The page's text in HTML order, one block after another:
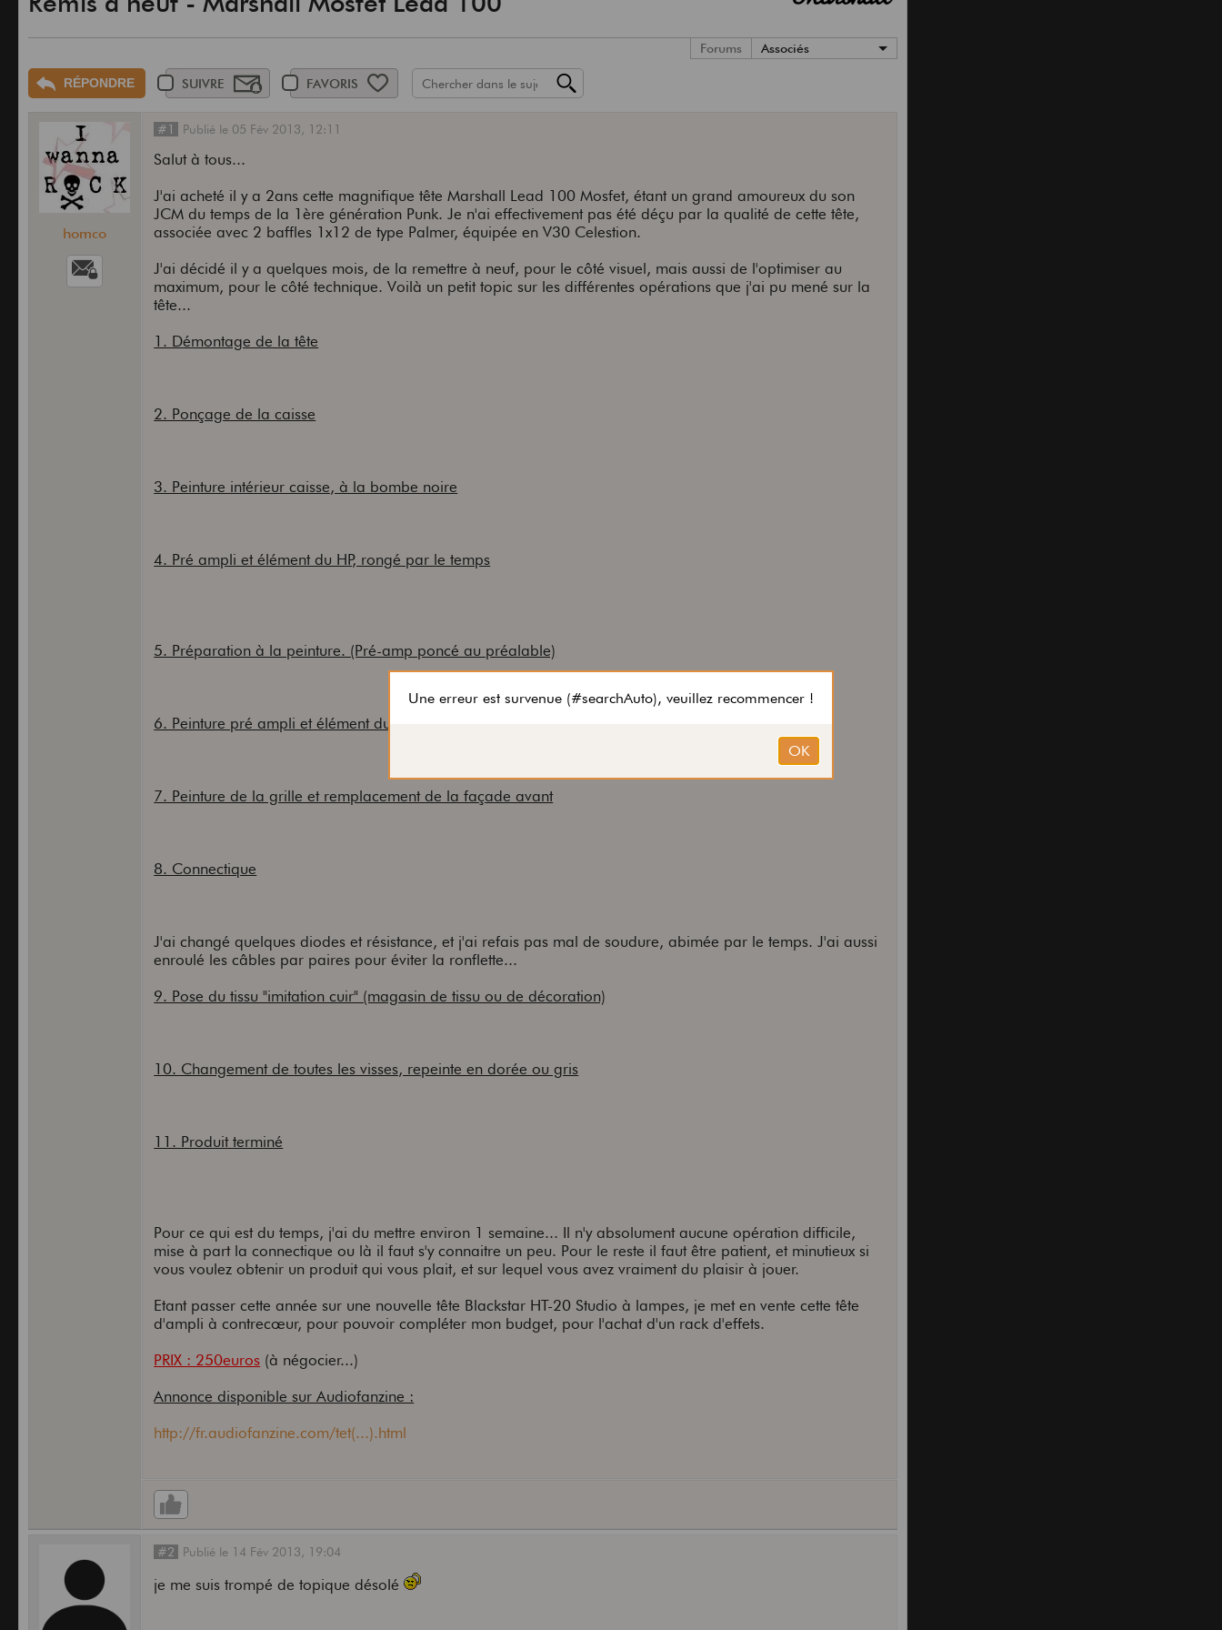
Forums Associés
RÉPONDRE SUIVRE FAVORIS
homco
#1 Publié le 05 Fév 2013, 12:11
Salut à tous...
J'ai acheté il y a 2ans cette magnifique tête Marshall Lead 100 Mosfet, étant un grand amoureux du son
JCM du temps de la 1ère génération Punk. Je n'ai effectivement pas été déçu par la qualité de cette tête,
associée avec 2 baffles 1x12 de type Palmer, équipée en V30 Celestion.
J'ai décidé il y a quelques mois, de la remettre à neuf, pour le côté visuel, mais aussi de l'optimiser au
maximum, pour le côté technique. Voilà un petit topic sur les différentes opérations que j'ai pu mené sur la
tête...
1. Démontage de la tête
2. Ponçage de la caisse
3. Peinture intérieur caisse, à la bombe noire
4. Pré ampli et élément du HP, rongé par le temps
5. Préparation à la peinture. (Pré-amp poncé au préalable)
6. Peinture pré ampli et élément du HP, à la bombe dorée
7. Peinture de la grille et remplacement de la façade avant
8. Connectique
J'ai changé quelques diodes et résistance, et j'ai refais pas mal de soudure, abimée par le temps. J'ai aussi
enroulé les câbles par paires pour éviter la ronflette...
9. Pose du tissu "imitation cuir" (magasin de tissu ou de décoration)
10. Changement de toutes les visses, repeinte en dorée ou gris
11. Produit terminé
Pour ce qui est du temps, j'ai du mettre environ 1 semaine... Il n'y absolument aucune opération difficile,
mise à part la connectique ou là il faut s'y connaitre un peu. Pour le reste il faut être patient, et minutieux si
vous voulez obtenir un produit qui vous plait, et sur lequel vous avez vraiment du plaisir à jouer.
Etant passer cette année sur une nouvelle tête Blackstar HT-20 Studio à lampes, je met en vente cette tête
d'ampli à contrecœur, pour pouvoir compléter mon budget, pour l'achat d'un rack d'effets.
PRIX : 250euros (à négocier...)
Annonce disponible sur Audiofanzine :
http://fr.audiofanzine.com/tet(...).html
#2 Publié le 14 Fév 2013, 19:04
je me suis trompé de topique désolé